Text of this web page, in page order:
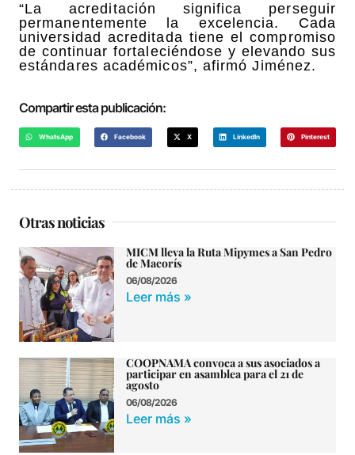
“La acreditación significa perseguir
permanentemente la excelencia. Cada
universidad acreditada tiene el compromiso
de continuar fortaleciéndose y elevando sus
estándares académicos”, afirmó Jiménez.
Compartir esta publicación:
WhatsApp Facebook X LinkedIn Pinterest
Otras noticias
MICM lleva la Ruta Mipymes a San Pedro
de Macorís
06/08/2026
Leer más »
COOPNAMA convoca a sus asociados a
participar en asamblea para el 21 de
agosto
06/08/2026
Leer más »